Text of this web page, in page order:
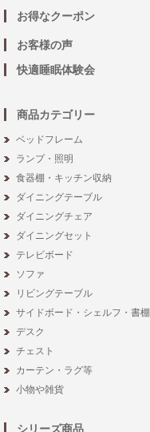
お得なクーポン
お客様の声
快適睡眠体験会
商品カテゴリー
ベッドフレーム
ランプ・照明
食器棚・キッチン収納
ダイニングテーブル
ダイニングチェア
ダイニングセット
テレビボード
ソファ
リビングテーブル
サイドボード・シェルフ・書棚
デスク
チェスト
カーテン・ラグ等
小物や雑貨
シリーズ商品